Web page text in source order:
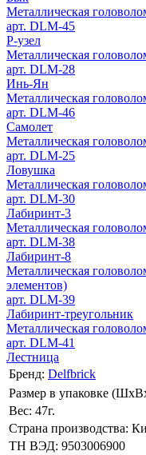
Металлическая
арт. DLM-45
Р-узел
Металлическая
арт. DLM-28
Инь-Ян
Металлическая
арт. DLM-46
Самолет
Металлическая
арт. DLM-25
Ловушка
Металлическая
арт. DLM-30
Лабиринт-3
Металлическая
арт. DLM-38
Лабиринт-8
Металлическая
элементов)
арт. DLM-39
Лабиринт-треугольник
Металлическая
арт. DLM-41
Лестница
Бренд: Delfbrick
Размер в упаковке
Вес: 47г.
Страна производства:
ТН ВЭД: 9503006900